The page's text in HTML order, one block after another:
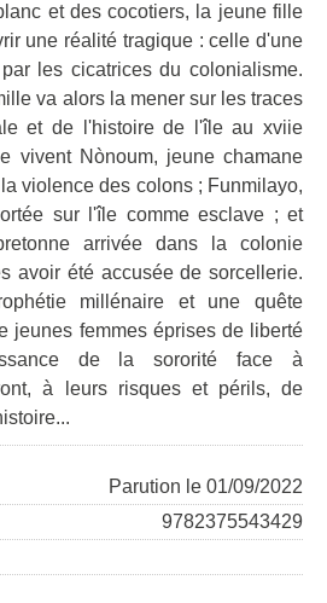
et des cocotiers, la jeune fille
une réalité tragique : celle d'une
les cicatrices du colonialisme.
va alors la mener sur les traces
et de l'histoire de l'île au xviie
vivent Nònoum, jeune chamane
violence des colons ; Funmilayo,
sur l'île comme esclave ; et
arrivée dans la colonie
avoir été accusée de sorcellerie.
millénaire et une quête
jeunes femmes éprises de liberté
de la sororité face à
à leurs risques et périls, de
Parution le 01/09/2022
9782375543429